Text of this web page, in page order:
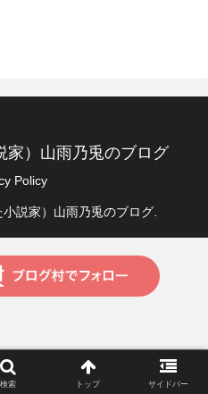
家）山雨乃兎のブログ
Policy
説家）山雨乃兎のブログ.
検索 トップ サイドバー